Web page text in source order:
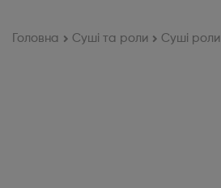
Головна Cуші та роли Суші роли